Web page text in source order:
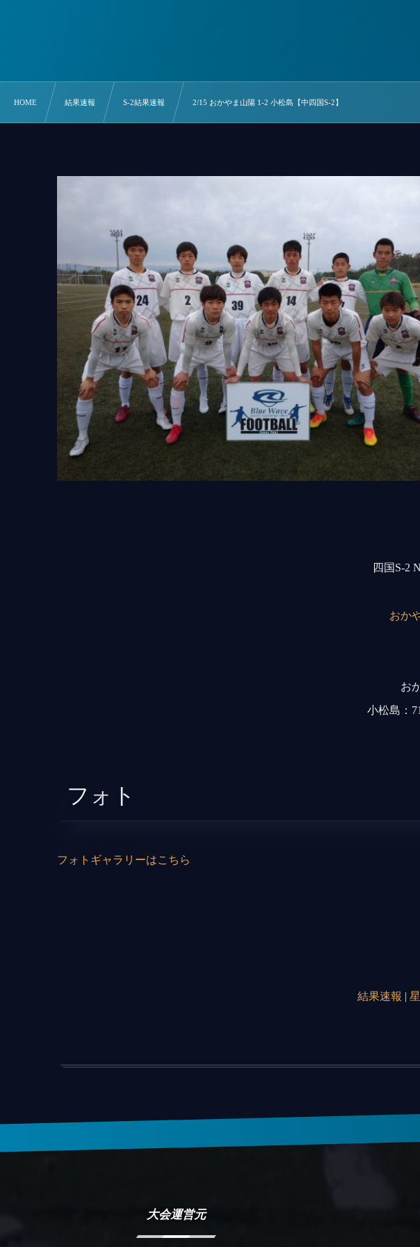
HOME 結果速報 S-2結果速報 2/15 おかやま山陽 1-2 小松島【中四国S-2】
四国S-2
おか
お
小松島：
フォト
フォトギャラリーはこちら
結果速報 |
大会運営元